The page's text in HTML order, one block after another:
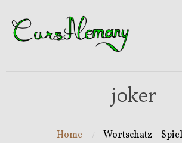
joker
Home Wortschatz –